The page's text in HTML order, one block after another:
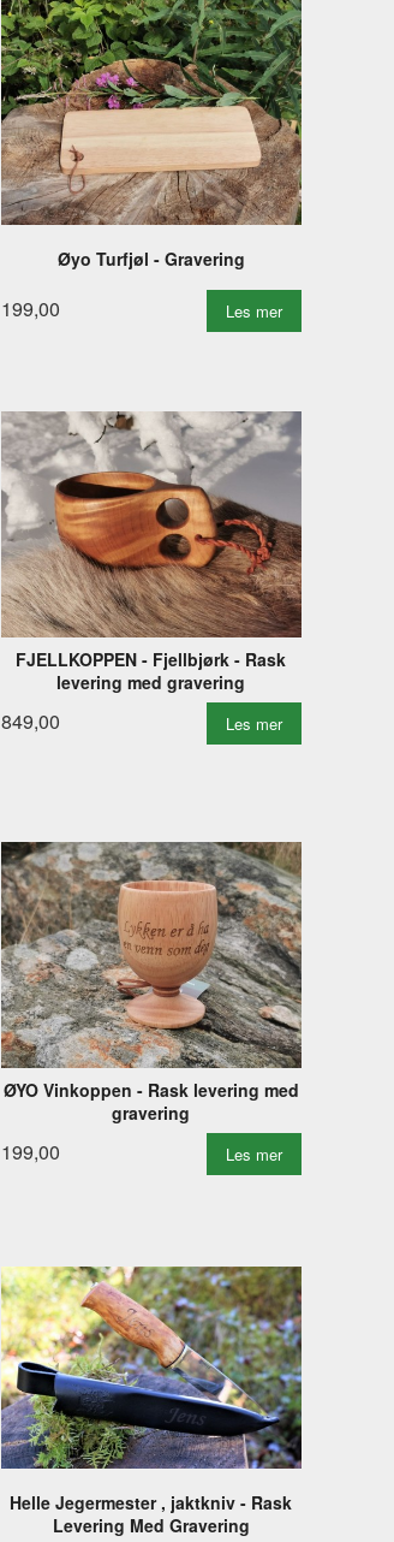
Øyo Turfjøl - Gravering
199,00 Les mer
FJELLKOPPEN - Fjellbjørk - Rask
levering med gravering
849,00 Les mer
ØYO Vinkoppen - Rask levering med
gravering
199,00 Les mer
Helle Jegermester , jaktkniv - Rask
Levering Med Gravering